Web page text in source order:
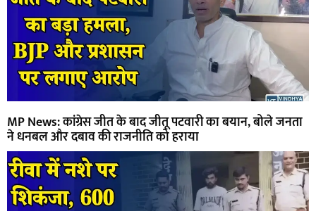
MP News: कांग्रेस जीत के बाद जीतू पटवारी का बयान, बोले जनता
ने धनबल और दबाव की राजनीति को हराया